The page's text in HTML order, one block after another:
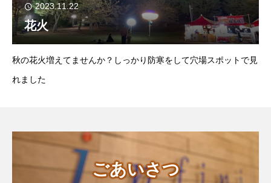
2023.11.22
花火
秋の花火増えてませんか？しっかり防寒をして穴場スポットで見
れました
ごあいさつ